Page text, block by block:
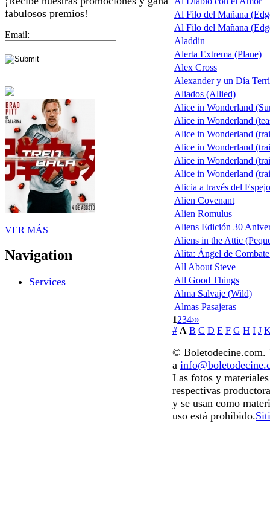
fabulosos premios!
Email:
VER MÁS
Navigation
Services
Al Filo del Mañana
Al Filo del Mañana
Aladdin
Alerta Extrema (Plane)
Alex Cross
Alexander y un Día
Aliados (Allied)
Alice in Wonderland
Alice in Wonderland
Alice in Wonderland
Alice in Wonderland
Alice in Wonderland
Alice in Wonderland
Alicia a través del
Alien Covenant
Alien Romulus
Aliens Edición 30
Aliens in the Attic
Alita: Ángel de
All About Steve
All Good Things
Alma Salvaje (Wild)
Almas Pasajeras
1234›»
# A B C D E F G H I J
© Boletodecine.com.
a
Las fotos y
respectivas
y se usan como
uso está prohibido.